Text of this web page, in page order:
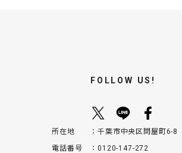
FOLLOW US!
所在地
千葉市中央区問屋町6-8
電話番号
0120-147-272